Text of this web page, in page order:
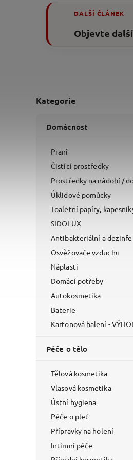
Kategorie
Domácnost
Praní
Čistící prostředky
Prostředky na nádobí /
Úklidové pomůcky
Toaletní papíry,
SIDOLUX
Antibakteriální a
Osvěžovače vzduchu
Náplasti
Domácí potřeby
Autokosmetika
Baterie
Kartonová balení -
Péče o tělo
Tělová kosmetika
Vlasová kosmetika
Ústní hygiena
Péče o pleť
Přípravky na holení
Intimní péče
DALŠÍ ČLÁNEK
Objevte